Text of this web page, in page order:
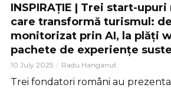
INSPIRAȚIE | Trei start-
care transformă turismul:
monitorizat prin AI, la plăți
pachete de experiențe
10 July 2025 Radu Hanganut
Trei fondatori români au